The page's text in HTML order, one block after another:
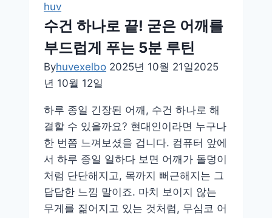
는
법
huv
수건 하나로 끝! 굳은 어깨를
부드럽게 푸는 5분 루틴
Byhuvexelbo 2025년 10월 21일2025
년 10월 12일
하루 종일 긴장된 어깨, 수건 하나로 해
결할 수 있을까요? 현대인이라면 누구나
한 번쯤 느껴보셨을 겁니다. 컴퓨터 앞에
서 하루 종일 일하다 보면 어깨가 돌덩이
처럼 단단해지고, 목까지 뻐근해지는 그
답답한 느낌 말이죠. 마치 보이지 않는
무게를 짊어지고 있는 것처럼, 무심코 어